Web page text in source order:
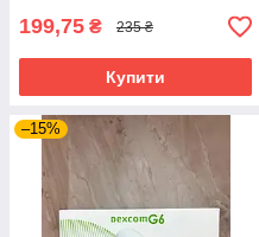
199,75 ₴ 235 ₴
Купити
–15%